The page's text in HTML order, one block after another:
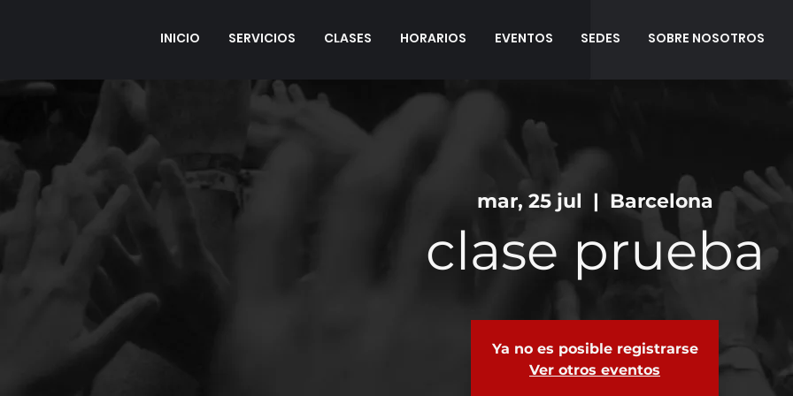
INICIO SERVICIOS CLASES HORARIOS EVENTOS SEDES SOBRE NOSOTROS
mar, 25 jul
  |
Barcelona
clase prueba
Ya no es posible registrarse
Ver otros eventos